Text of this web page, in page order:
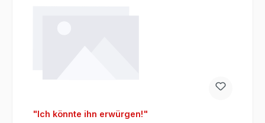
"Ich könnte ihn erwürgen!"